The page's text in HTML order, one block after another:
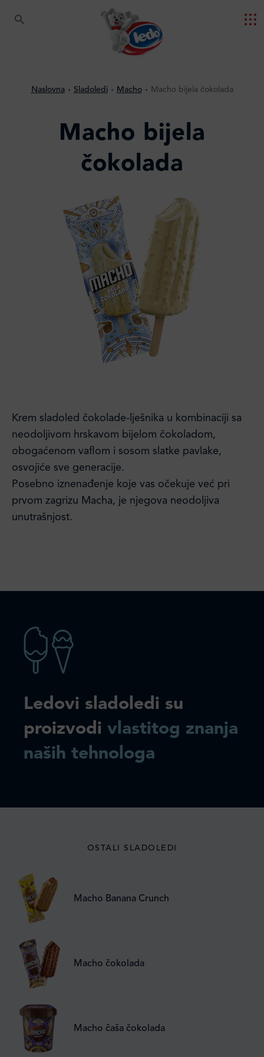
Naslovna Sladoledi Macho Macho bijela čokolada
Macho bijela
čokolada
Krem sladoled čokolade-lješnika u kombinaciji sa
neodoljivom hrskavom bijelom čokoladom,
obogaćenom vaflom i sosom slatke pavlake,
osvojiće sve generacije.
Posebno iznenađenje koje vas očekuje već pri
prvom zagrizu Macha, je njegova neodoljiva
unutrašnjost.
Ledovi sladoledi su
proizvodi vlastitog znanja
naših tehnologa
OSTALI SLADOLEDI
Macho Banana Crunch
Macho čokolada
Macho čaša čokolada